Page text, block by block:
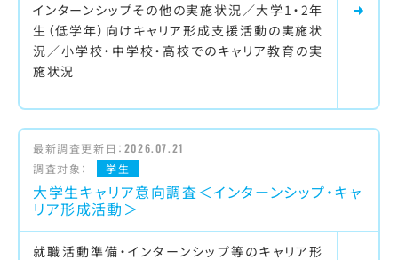
インターンシップその他の実施状況／大学1・2年
生（低学年）向けキャリア形成支援活動の実施状
況／小学校・中学校・高校でのキャリア教育の実
施状況
最新調査更新日： 2026.07.21
調査対象：
学生
大学生キャリア意向調査＜インターンシップ・キャ
リア形成活動＞
就職活動準備・インターンシップ等のキャリア形